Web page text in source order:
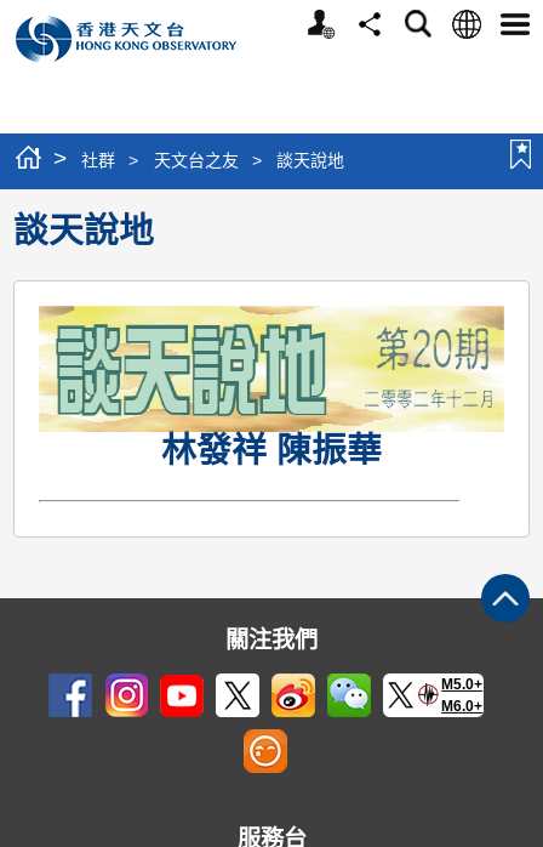
個
分
搜
語
選
> 社群 > 天文台之友 > 談天說地
談天說地
林發祥 陳振華
關注我們
M5.0+
M6.0+
服務台